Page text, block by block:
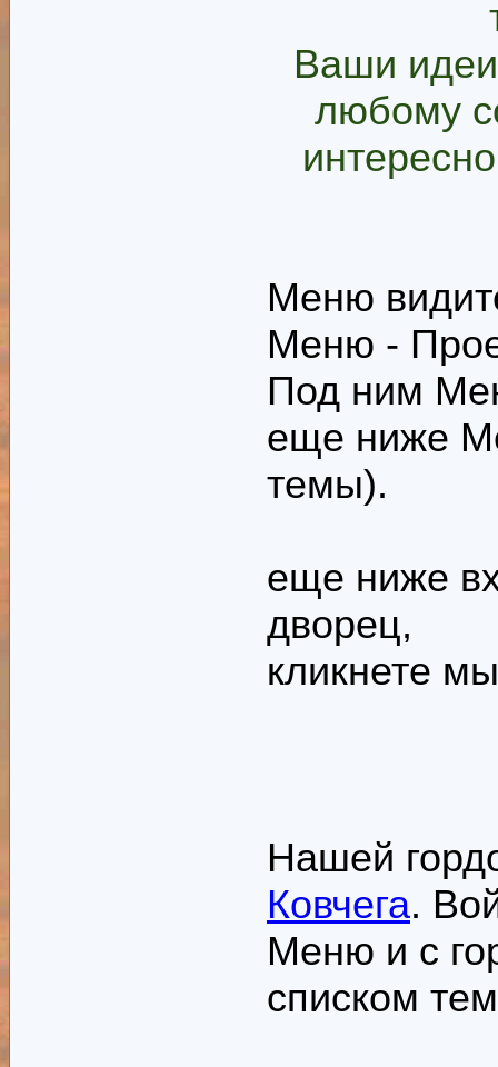
Ваши
любому
Меню
Меню -
Под ним
еще ниже
темы).
еще ниже
дворец,
кликнете
Нашей
Ковчега.
Меню и с
списком